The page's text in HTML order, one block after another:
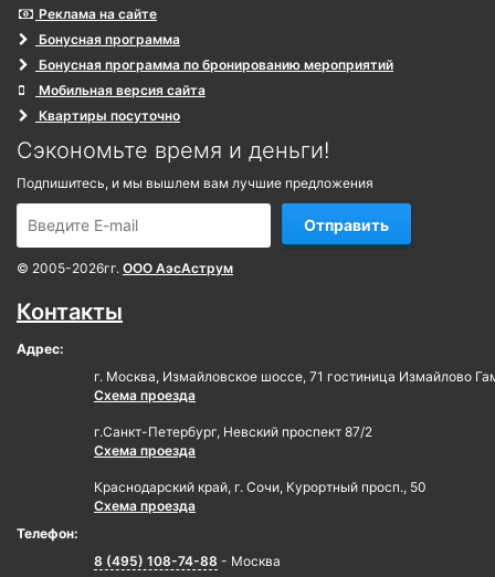
Реклама на сайте
Бонусная программа
Бонусная программа по бронированию мероприятий
Мобильная версия сайта
Квартиры посуточно
Сэкономьте время и деньги!
Подпишитесь, и мы вышлем вам лучшие предложения
Отправить
© 2005-2026гг. ООО АэсАструм
Контакты
Адрес:
г. Москва, Измайловское шоссе, 71 гостиница Измайлово
Схема проезда
г.Санкт-Петербург, Невский проспект 87/2
Схема проезда
Краснодарский край, г. Сочи, Курортный просп., 50
Схема проезда
Телефон:
8 (495) 108-74-88 - Москва